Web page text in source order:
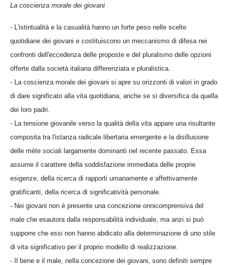
La coscienza morale dei giovani
- L'istintualità e la casualità hanno un forte peso nelle scelte
quotidiane dei giovani e costituiscono un meccanismo di difesa nei
confronti dell'eccedenza delle proposte e del pluralismo delle opzioni
offerte dalla società italiana differenziata e pluralistica.
- La coscienza morale dei giovani si apre su orizzonti di valori in grado
di dare significato alla vita quotidiana, anche se si diversifica da quella
dei loro padri.
- La tensione giovanile verso la qualità della vita appare una risultante
composita tra l'istanza radicale libertaria emergente e la disillusione
delle mète sociali largamente dominanti nel recente passato. Essa
assume il carattere della soddisfazione immediata delle proprie
esigenze, della ricerca di rapporti umanamente e affettivamente
gratificanti, della ricerca di significatività personale.
- Nei giovani non è presente una concezione onnicomprensiva del
male che esautora dalla responsabilità individuale, ma anzi si può
supporre che essi non hanno abdicato alla determinazione di uno stile
di vita significativo per il proprio modello di realizzazione.
- Il bene e il male, nella concezione dei giovani, sono definiti sempre